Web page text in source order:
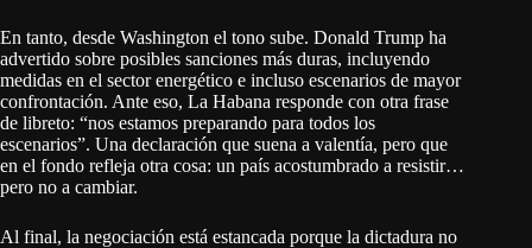
En tanto, desde Washington el tono sube. Donald Trump ha
advertido sobre posibles sanciones más duras, incluyendo
medidas en el sector energético e incluso escenarios de mayor
confrontación. Ante eso, La Habana responde con otra frase
de libreto: “nos estamos preparando para todos los
escenarios”. Una declaración que suena a valentía, pero que
en el fondo refleja otra cosa: un país acostumbrado a resistir…
pero no a cambiar.
Al final, la negociación está estancada porque la dictadura no